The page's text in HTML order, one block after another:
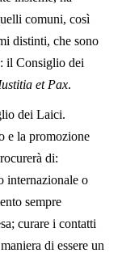
comuni, così
distinti, che sono
il Consiglio dei
et Pax.
dei Laici.
e la promozione
di:
internazionale o
sempre
curare i contatti
di essere un